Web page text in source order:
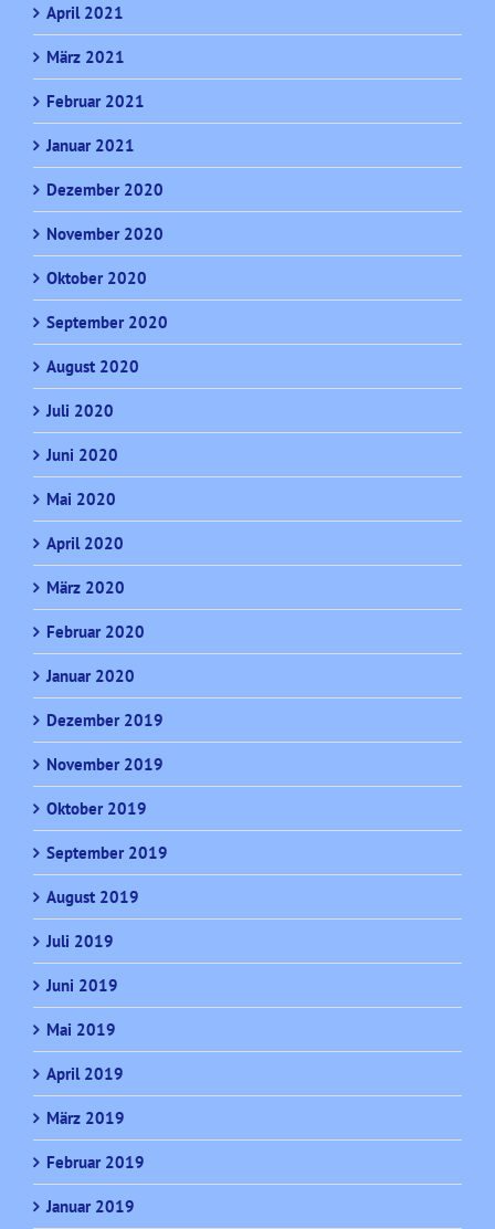
April 2021
März 2021
Februar 2021
Januar 2021
Dezember 2020
November 2020
Oktober 2020
September 2020
August 2020
Juli 2020
Juni 2020
Mai 2020
April 2020
März 2020
Februar 2020
Januar 2020
Dezember 2019
November 2019
Oktober 2019
September 2019
August 2019
Juli 2019
Juni 2019
Mai 2019
April 2019
März 2019
Februar 2019
Januar 2019